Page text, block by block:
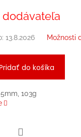
13.8.2026 Možnosti
do košíka
103g